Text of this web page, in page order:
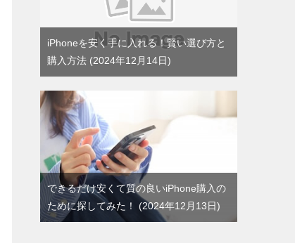
iPhoneを安く手に入れる！賢い選び方と
購入方法
2024年12月14日
できるだけ安くて質の良いiPhone購入の
ために探してみた！
2024年12月13日